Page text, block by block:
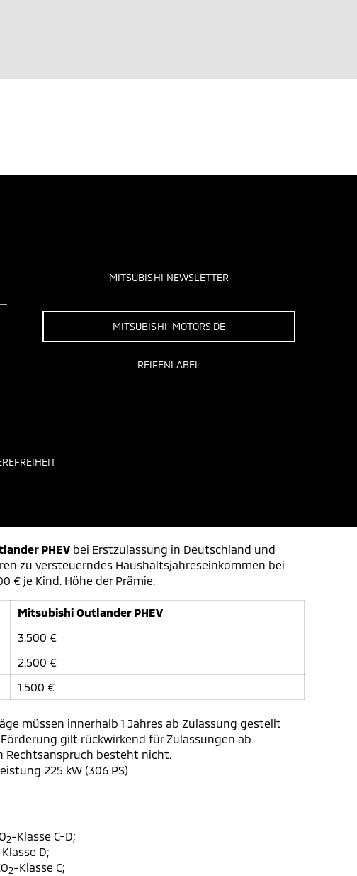
MITSUBISHI NEWSLETTER
MITSUBISHI-MOTORS.DE
REIFENLABEL
PHEV bei Erstzulassung in Deutschland und
zu versteuerndes Haushaltsjahreseinkommen bei
€ je Kind. Höhe der Prämie:
Mitsubishi Outlander PHEV
3.500 €
2.500 €
1.500 €
müssen innerhalb 1 Jahres ab Zulassung gestellt
Förderung gilt rückwirkend für Zulassungen ab
Rechtsanspruch besteht nicht.
225 kW (306 PS)
2-Klasse C-D;
D;
2-Klasse C;